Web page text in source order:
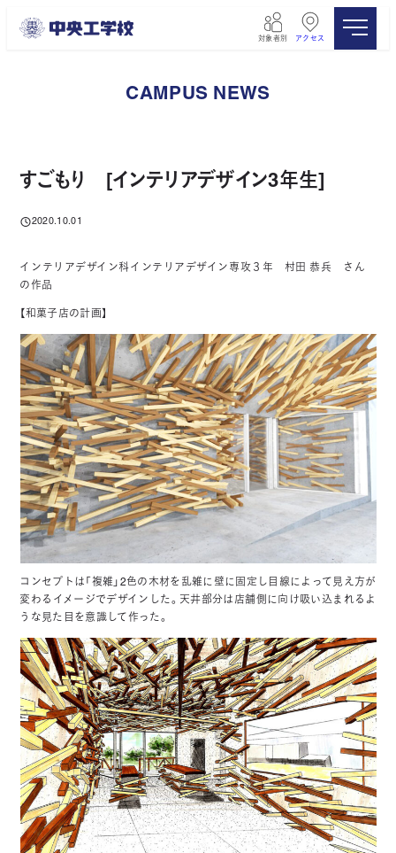
対象者別 アクセス
CAMPUS NEWS
すごもり [インテリアデザイン3年生]
投稿日
2020.10.01
インテリアデザイン科インテリアデザイン専攻３年 村田 恭兵 さん
の作品
【和菓子店の計画】
コンセプトは「複雑」2色の木材を乱雑に壁に固定し目線によって見え方が
変わるイメージでデザインした。天井部分は店舗側に向け吸い込まれるよ
うな見た目を意識して作った。